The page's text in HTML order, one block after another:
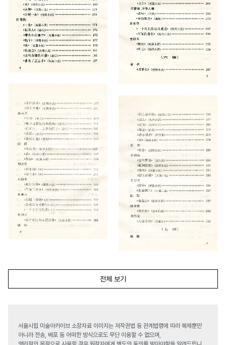
전체 보기
서울시립 미술아카이브 소장자료 이미지는 저작권법 등 관계법령에 따라 복제뿐만
아니라 전송, 배포 등 어떠한 방식으로도 무단 이용할 수 없으며,